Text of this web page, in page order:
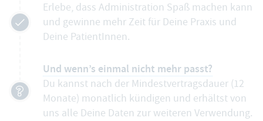
Erlebe, dass Administration Spaß machen kann
und gewinne mehr Zeit für Deine Praxis und
Deine PatientInnen.
Und wenn’s einmal nicht mehr passt?
Du kannst nach der Mindestvertragsdauer (12
Monate) monatlich kündigen und erhältst von
uns alle Deine Daten zur weiteren Verwendung.